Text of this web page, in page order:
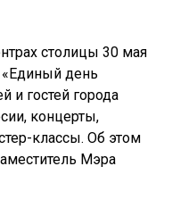
столицы 30 мая
«Единый день
и гостей города
концерты,
классы. Об этом
Мэра